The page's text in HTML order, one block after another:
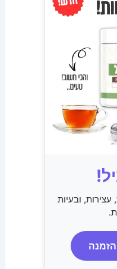
ובעיות